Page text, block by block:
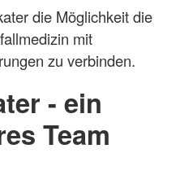
die Möglichkeit die
mit
zu verbinden.
- ein
Team